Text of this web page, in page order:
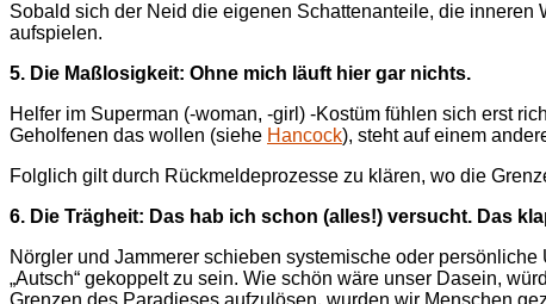
Sobald sich der Neid die eigenen Schattenanteile, die
aufspielen.
5. Die Maßlosigkeit: Ohne mich läuft hier gar nichts.
Helfer im Superman (-woman, -girl) -Kostüm fühlen sich erst
Geholfenen das wollen (siehe Hancock), steht auf einem
Folglich gilt durch Rückmeldeprozesse zu klären, wo die
6. Die Trägheit: Das hab ich schon (alles!) versucht. Das
Nörgler und Jammerer schieben systemische oder
„Autsch“ gekoppelt zu sein. Wie schön wäre unser Dasein,
Grenzen des Paradieses aufzulösen, wurden wir Menschen